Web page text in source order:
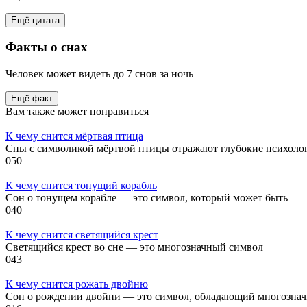
Ещё цитата
Факты о снах
Человек может видеть до 7 снов за ночь
Ещё факт
Вам также может понравиться
К чему снится мёртвая птица
Сны с символикой мёртвой птицы отражают глубокие
050
К чему снится тонущий корабль
Сон о тонущем корабле — это символ, который может быть
040
К чему снится светящийся крест
Светящийся крест во сне — это многозначный символ
043
К чему снится рожать двойню
Сон о рождении двойни — это символ, обладающий